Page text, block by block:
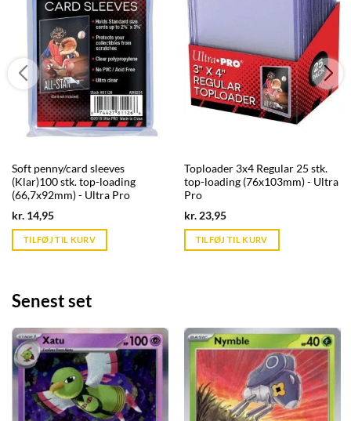
Soft penny/card sleeves
(Klar)100 stk. top-loading
(66,7x92mm) - Ultra Pro
kr. 14,95Current
is:
kr. 39,95.
TILFØJ TIL KURV
Toploader 3x4 Regular 25 stk.
top-loading (76x103mm) - Ultra
Pro
kr.23,95Current
is:
kr. 39,95.
TILFØJ TIL KURV
Senest set